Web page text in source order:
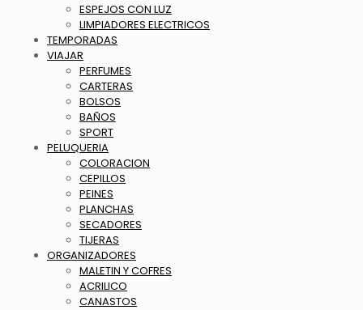
ESPEJOS CON LUZ
LIMPIADORES ELECTRICOS
TEMPORADAS
VIAJAR
PERFUMES
CARTERAS
BOLSOS
BAÑOS
SPORT
PELUQUERIA
COLORACION
CEPILLOS
PEINES
PLANCHAS
SECADORES
TIJERAS
ORGANIZADORES
MALETIN Y COFRES
ACRILICO
CANASTOS